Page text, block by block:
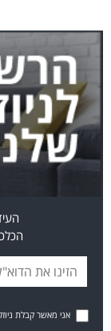
אני מאשר קבלת